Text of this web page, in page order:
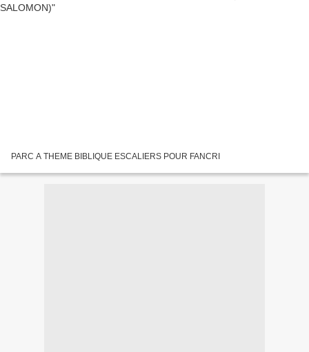
PARC A THEME BIBLIQUE ESCALIERS POUR FANCRI